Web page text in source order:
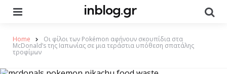
inblog.gr
Home Οι φίλοι των Pokémon αφήνουν σκουπίδια στα
McDonald’s της Ιαπωνίας σε μια τεράστια υπόθεση σπατάλης
τροφίμων